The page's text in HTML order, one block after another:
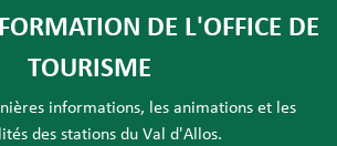
DE L'OFFICE DE
TOURISME
informations, les animations et les
des stations du Val d'Allos.